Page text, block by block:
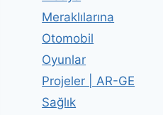
Meraklılarına
Otomobil
Oyunlar
Projeler | AR-GE
Sağlık